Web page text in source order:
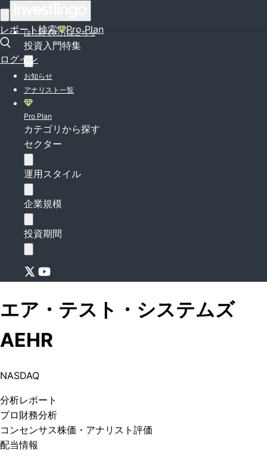
レポート検索 Pro Plan
ログイン
はじめての方はこちら
投資入門特集
お知らせ
アナリスト一覧
Pro Plan
カテゴリから探す
セクター
運用スタイル
企業規模
投資期間
エア・テスト・システムズ
AEHR
NASDAQ
分析レポート
プロ 財務分析
コンセンサス株価 ・アナリスト評価
配当情報